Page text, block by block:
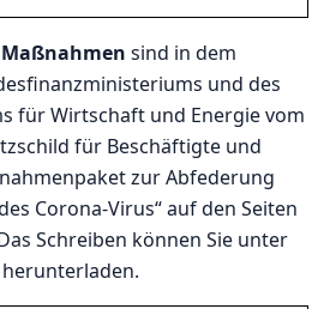
sind in dem
und des
für Wirtschaft und Energie vom
für Beschäftigte und
zur Abfederung
Corona-Virus“ auf den Seiten
Schreiben können Sie unter
herunterladen.